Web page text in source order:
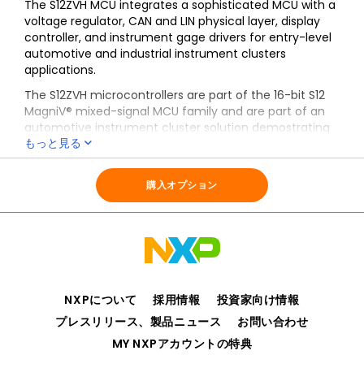
The S12ZVH MCU integrates a sophisticated MCU with a
voltage regulator, CAN and LIN physical layer, display
controller, and instrument gage drivers for entry-level
automotive and industrial instrument clusters
applications.
The S12ZVH microcontrollers are part of the 16-bit S12
MagniV® mixed-signal MCU family and are part of an
automotive instrument cluster solution demostrating
high integration in a single chip.
The S12ZVH MCU allows designing an instrument cluster
with a smaller and more energy-efficient footprint,
reducing cost and improving overall system reliability
using a minimized component number.
もっと見る
S12ZVH
購入オプション
NXPについて 採用情報
投資家向け情報
プレスリリース、製品ニュース
お問い合わせ
MY NXPアカウントの特典